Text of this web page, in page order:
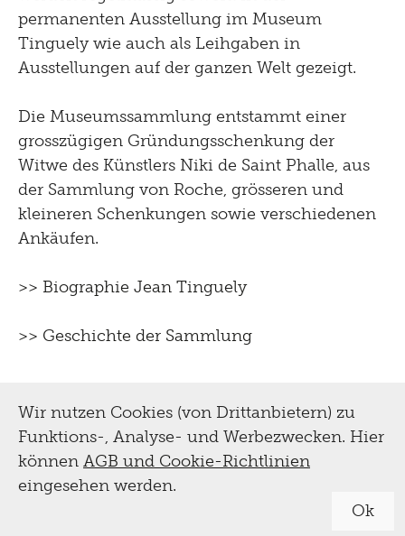
permanenten Ausstellung im Museum
Tinguely wie auch als Leihgaben in
Ausstellungen auf der ganzen Welt gezeigt.
Die Museumssammlung entstammt einer
grosszügigen Gründungsschenkung der
Witwe des Künstlers Niki de Saint Phalle, aus
der Sammlung von Roche, grösseren und
kleineren Schenkungen sowie verschiedenen
Ankäufen.
>> Biographie Jean Tinguely
>> Geschichte der Sammlung
Wir nutzen Cookies (von Drittanbietern) zu
Funktions-, Analyse- und Werbezwecken. Hier
können AGB und Cookie-Richtlinien
eingesehen werden.
Ok